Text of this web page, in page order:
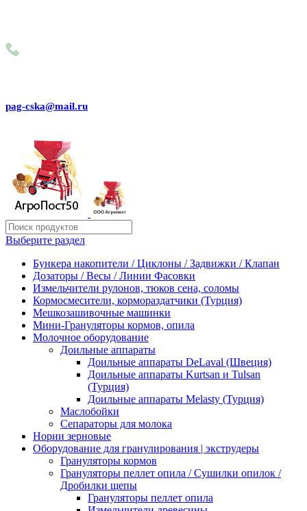
pag-cska@mail.ru
Выберите раздел
Бункера накопители / Циклоны / Задвижки / Клапан
Дозаторы / Весы / Линии Фасовки
Измельчители рулонов, тюков сена, соломы
Кормосмесители, кормораздатчики (Турция)
Мешкозашивочные машинки
Мини-Грануляторы кормов, опила
Молочное оборудование
Доильные аппараты
Доильные аппараты DeLaval (Швеция)
Доильные аппараты Kurtsan и Tulsan
(Турция)
Доильные аппараты Melasty (Турция)
Маслобойки
Сепараторы для молока
Нории зерновые
Оборудование для гранулирования | экструдеры
Грануляторы кормов
Грануляторы пеллет опила / Сушилки опилок /
Дробилки щепы
Грануляторы пеллет опила